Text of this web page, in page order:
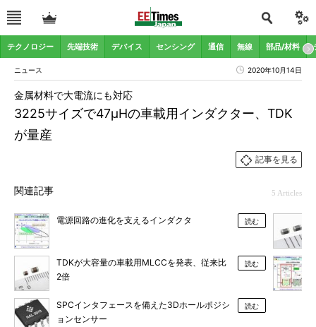
テクノロジー 先端技術 デバイス センシング 通信 無線 部品/材料
ニュース 2020年10月14日
3225サイズで47μHの車載用インダクター、TDK
が量産
金属材料で大電流にも対応
記事を見る
関連記事 5 Articles
電源回路の進化を支えるインダクタ 読む
TDKが大容量の車載用MLCCを発表、従来比
2倍
読む
SPCインタフェースを備えた3Dホールポジシ
ョンセンサー
読む